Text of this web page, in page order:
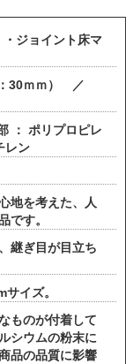
ジョイント床マ
：30ｍｍ） ／
： ポリプロピレ
レン
地を考えた、人
です。
継ぎ目が目立ち
イズ。
ものが付着して
シウムの粉末に
品の品質に影響